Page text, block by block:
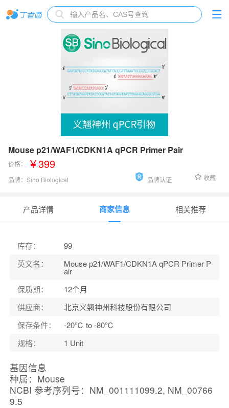
Mouse p21/WAF1/CDKN1A qPCR Primer Pair
价格： ￥399
品牌： Sino Biological 品牌认证 收藏
产品详情 商家信息 相关推荐
库存：
99
英文名： Mouse p21/WAF1/CDKN1A qPCR Primer P
air
保质期：
12个月
供应商：
北京义翘神州科技股份有限公司
保存条件：
-20℃ to -80℃
规格： 1 Unit
基因信息
种属：Mouse
NCBI 参考序列号：NM_001111099.2, NM_00766
9.5